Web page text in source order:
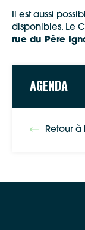
AGENDA
Retour
Il est aussi
disponibles. Le
rue du Père